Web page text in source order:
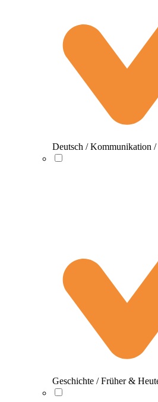
Deutsch / Kommunikation
Geschichte / Früher &